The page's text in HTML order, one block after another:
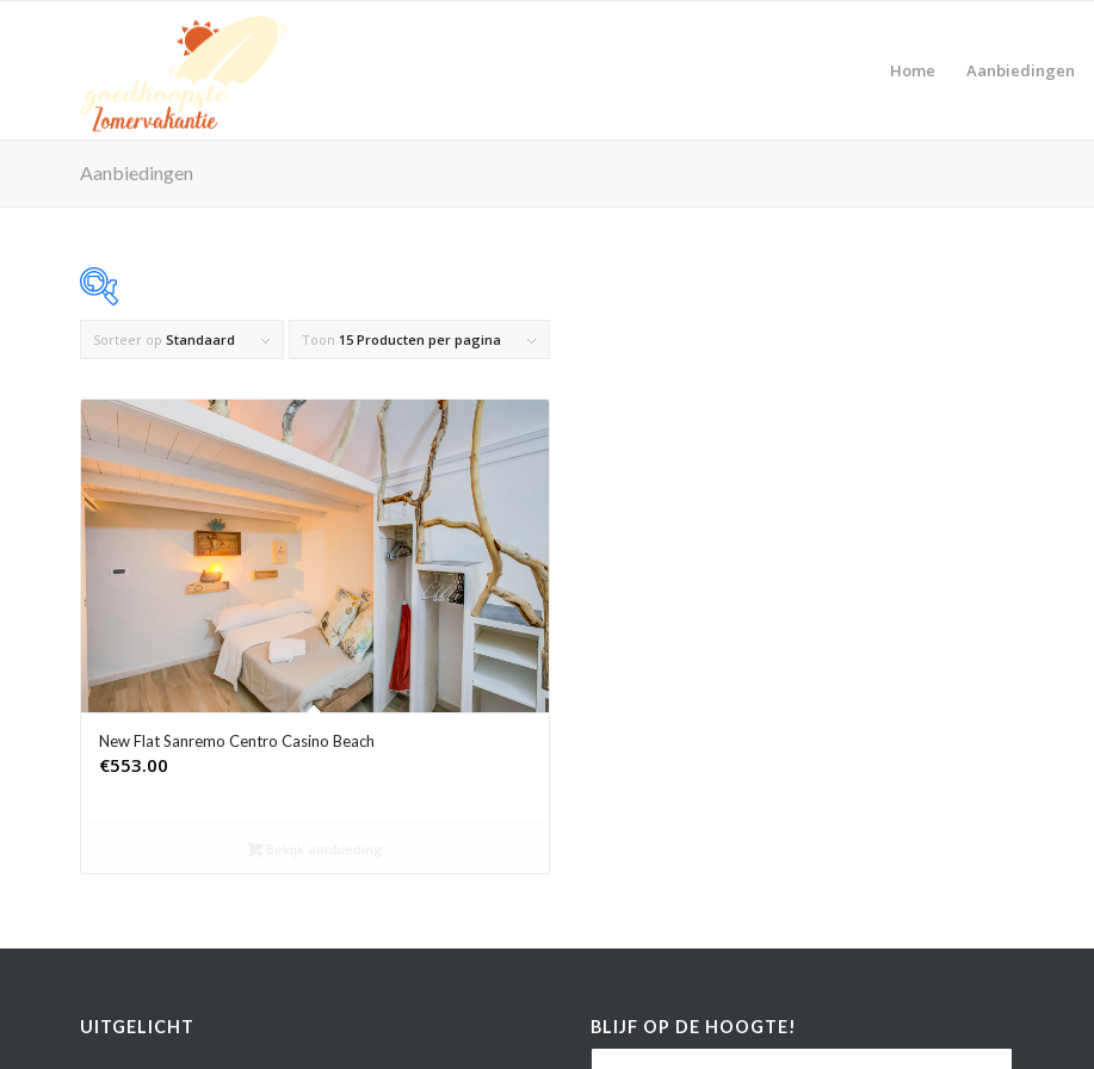
Home Aanbiedingen
Aanbiedingen
Op voorraad
Product Maximaal aantal personen
Product Reisorganisatie
Product Zwembad
Sorteer op Standaard Toon 15 Producten per pagina
New Flat Sanremo Centro Casino Beach
€553.00
UITGELICHT BLIJF OP DE HOOGTE!